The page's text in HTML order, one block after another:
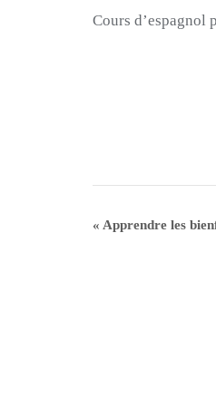
Cours d’espagnol
« Apprendre les